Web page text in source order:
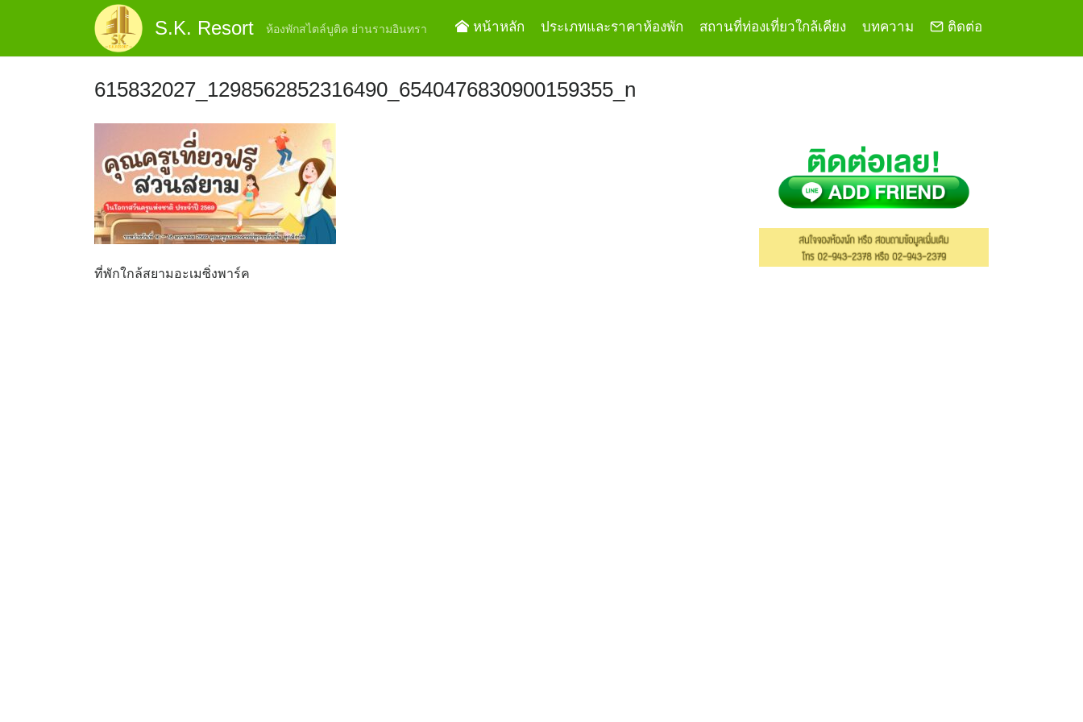
S.K. Resort ห้องพักสไตล์บูติค ย่านรามอินทรา หน้าหลัก ประเภทและราคาห้องพัก สถานที่ท่องเที่ยวใกล้เคียง บทความ ติดต่อ
615832027_1298562852316490_6540476830900159355_n
ที่พักใกล้สยามอะเมซิ่งพาร์ค